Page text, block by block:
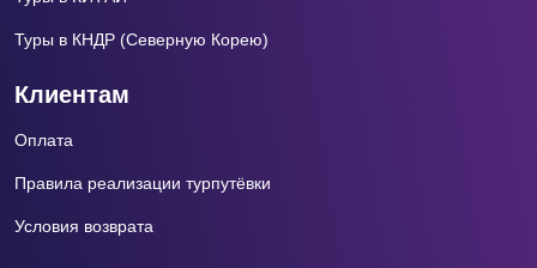
Туры в КНДР (Северную Корею)
Клиентам
Оплата
Правила реализации турпутёвки
Условия возврата